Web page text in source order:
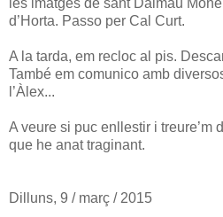
les imatges de sant Dalmau
d’Horta. Passo per Cal Curt.
A la tarda, em recloc al pis.
També em comunico amb
l’Àlex...
A veure si puc enllestir i treure’m
que he anat traginant.
Dilluns, 9 / març / 2015